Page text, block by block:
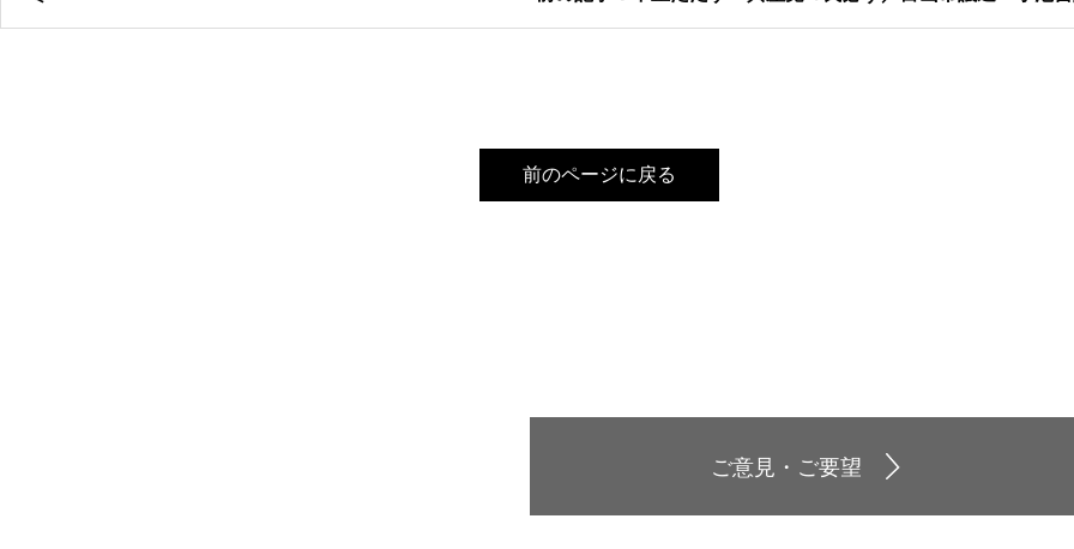
前のページに戻る
ご意見・ご要望